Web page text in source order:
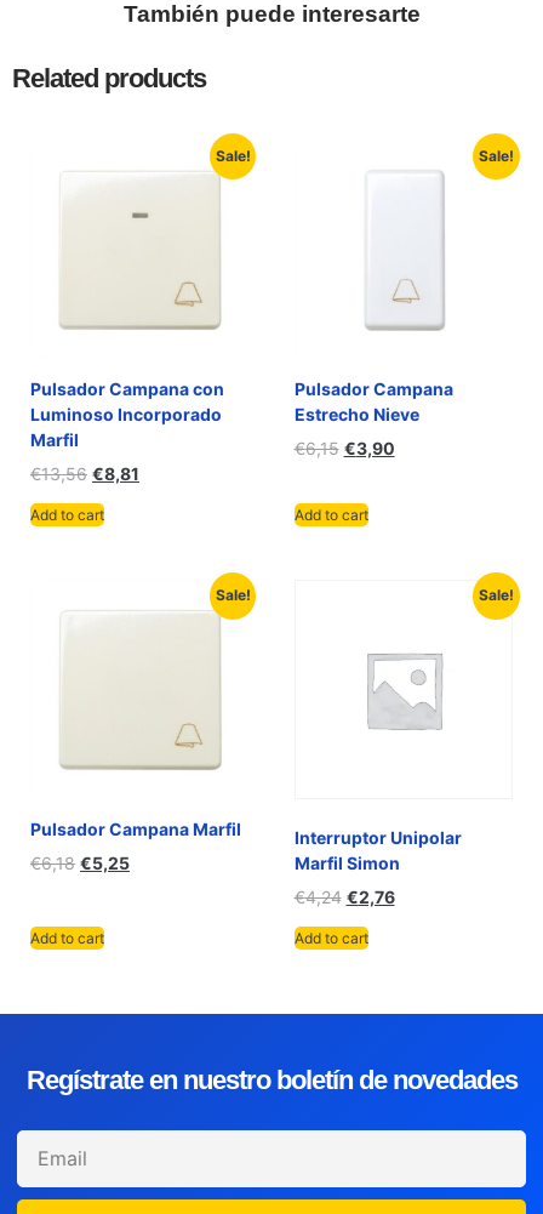
También puede interesarte
Related products
Sale!
Pulsador Campana con
Luminoso Incorporado
Marfil
€13,56 €8,81
Add to cart
Sale!
Pulsador Campana
Estrecho Nieve
€6,15 €3,90
Add to cart
Sale!
Pulsador Campana Marfil
€6,18 €5,25
Add to cart
Sale!
Interruptor Unipolar
Marfil Simon
€4,24 €2,76
Add to cart
Regístrate en nuestro boletín de novedades